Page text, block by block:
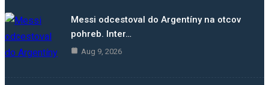
Messi odcestoval do Argentíny na otcov
pohreb. Inter…
Aug 9, 2026